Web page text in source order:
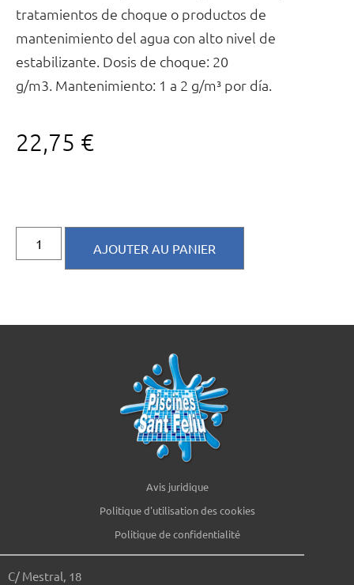
tratamientos de choque o productos de
mantenimiento del agua con alto nivel de
estabilizante. Dosis de choque: 20
g/m3. Mantenimiento: 1 a 2 g/m³ por día.
22,75 €
AJOUTER AU PANIER
Avis juridique
Politique d'utilisation des cookies
Politique de confidentialité
C/ Mestral, 18